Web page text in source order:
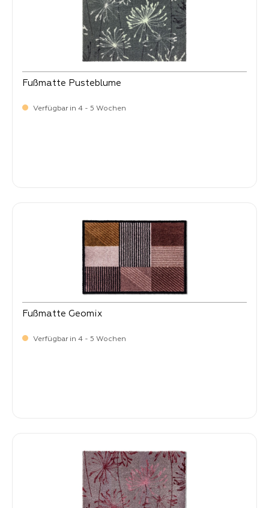
Fußmatte Pusteblume
Verfügbar in 4 - 5 Wochen
Fußmatte Geomix
Verfügbar in 4 - 5 Wochen